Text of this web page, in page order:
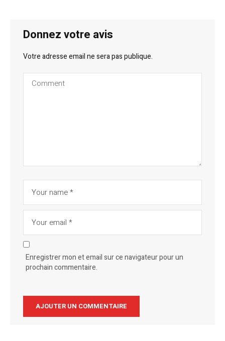
Donnez votre avis
Votre adresse email ne sera pas publique.
Enregistrer mon et email sur ce navigateur pour un
prochain commentaire.